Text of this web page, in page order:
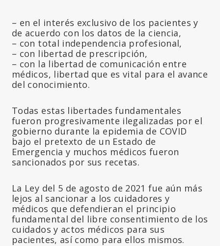
– en el interés exclusivo de los pacientes y
de acuerdo con los datos de la ciencia,
– con total independencia profesional,
– con libertad de prescripción,
– con la libertad de comunicación entre
médicos, libertad que es vital para el avance
del conocimiento.
Todas estas libertades fundamentales
fueron progresivamente ilegalizadas por el
gobierno durante la epidemia de COVID
bajo el pretexto de un Estado de
Emergencia y muchos médicos fueron
sancionados por sus recetas.
La Ley del 5 de agosto de 2021 fue aún más
lejos al sancionar a los cuidadores y
médicos que defendieran el principio
fundamental del libre consentimiento de los
cuidados y actos médicos para sus
pacientes, así como para ellos mismos.